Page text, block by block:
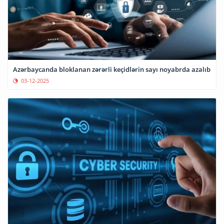
Azərbaycanda bloklanan zərərli keçidlərin sayı noyabrda azalıb
03-12-2025